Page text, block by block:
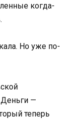
когда-
Но уже по-
—
теперь